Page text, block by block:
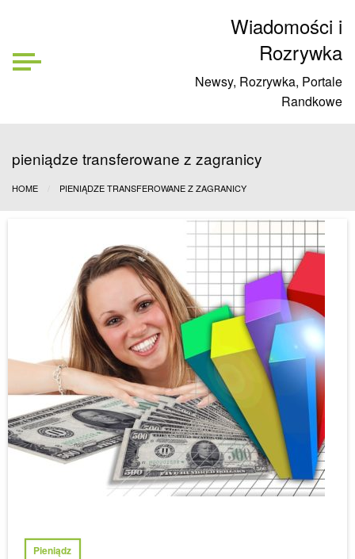
Wiadomości i
Rozrywka
Newsy, Rozrywka, Portale
Randkowe
pieniądze transferowane z zagranicy
HOME PIENIĄDZE TRANSFEROWANE Z ZAGRANICY
Pieniądz